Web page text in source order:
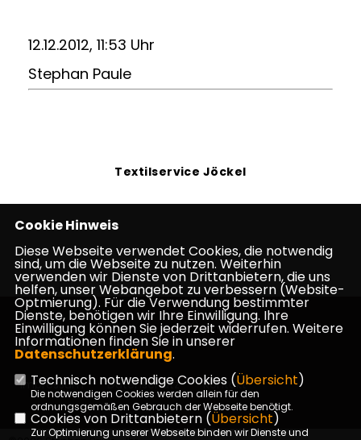
12.12.2012, 11:53 Uhr
Stephan Paule
Textilservice Jöckel
Impressum Datenschutz Kontakt
Cookie Hinweis
Diese Webseite verwendet Cookies, die notwendig
sind, um die Webseite zu nutzen. Weiterhin
verwenden wir Dienste von Drittanbietern, die uns
helfen, unser Webangebot zu verbessern (Website-
Optmierung). Für die Verwendung bestimmter
Dienste, benötigen wir Ihre Einwilligung. Ihre
Einwilligung können Sie jederzeit widerrufen. Weitere
Informationen finden Sie in unserer
Datenschutzerklärung.
Technisch notwendige Cookies (Übersicht)
Die notwendigen Cookies werden allein für den
ordnungsgemäßen Gebrauch der Webseite benötigt.
Cookies von Drittanbietern (Übersicht)
Zur Optimierung unserer Webseite binden wir Dienste und